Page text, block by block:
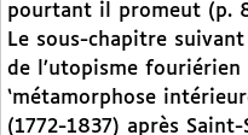
pourtant il promeut (p.
Le sous-chapitre
de l’utopisme fouriérien
‘métamorphose
(1772-1837) après